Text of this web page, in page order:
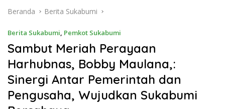
Beranda Berita Sukabumi
Berita Sukabumi, Pemkot Sukabumi
Sambut Meriah Perayaan
Harhubnas, Bobby Maulana,:
Sinergi Antar Pemerintah dan
Pengusaha, Wujudkan Sukabumi